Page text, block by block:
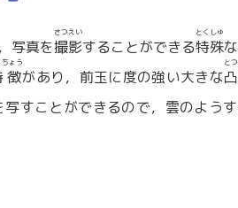
写真を撮影
さつえい
することができる特殊
とくしゅ
徴
ちょう
があり，前玉に度の強い大きな
と
すことができるので，雲のよう